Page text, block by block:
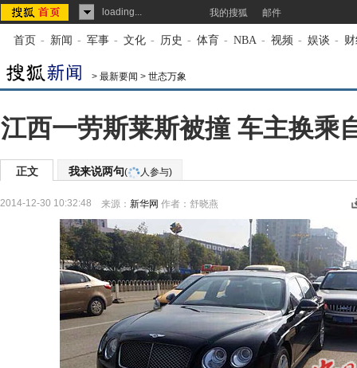
loading... 我的搜狐 邮件
首页 - 新闻 - 军事 - 文化 - 历史 - 体育 - NBA - 视频 - 娱谈 -
> 最新要闻 > 世态万象
江西一劳斯莱斯被撞 车主换乘
正文 我来说两句( 人参与)
2014-12-30 10:32:48 来源： 新华网 作者：舒晓燕